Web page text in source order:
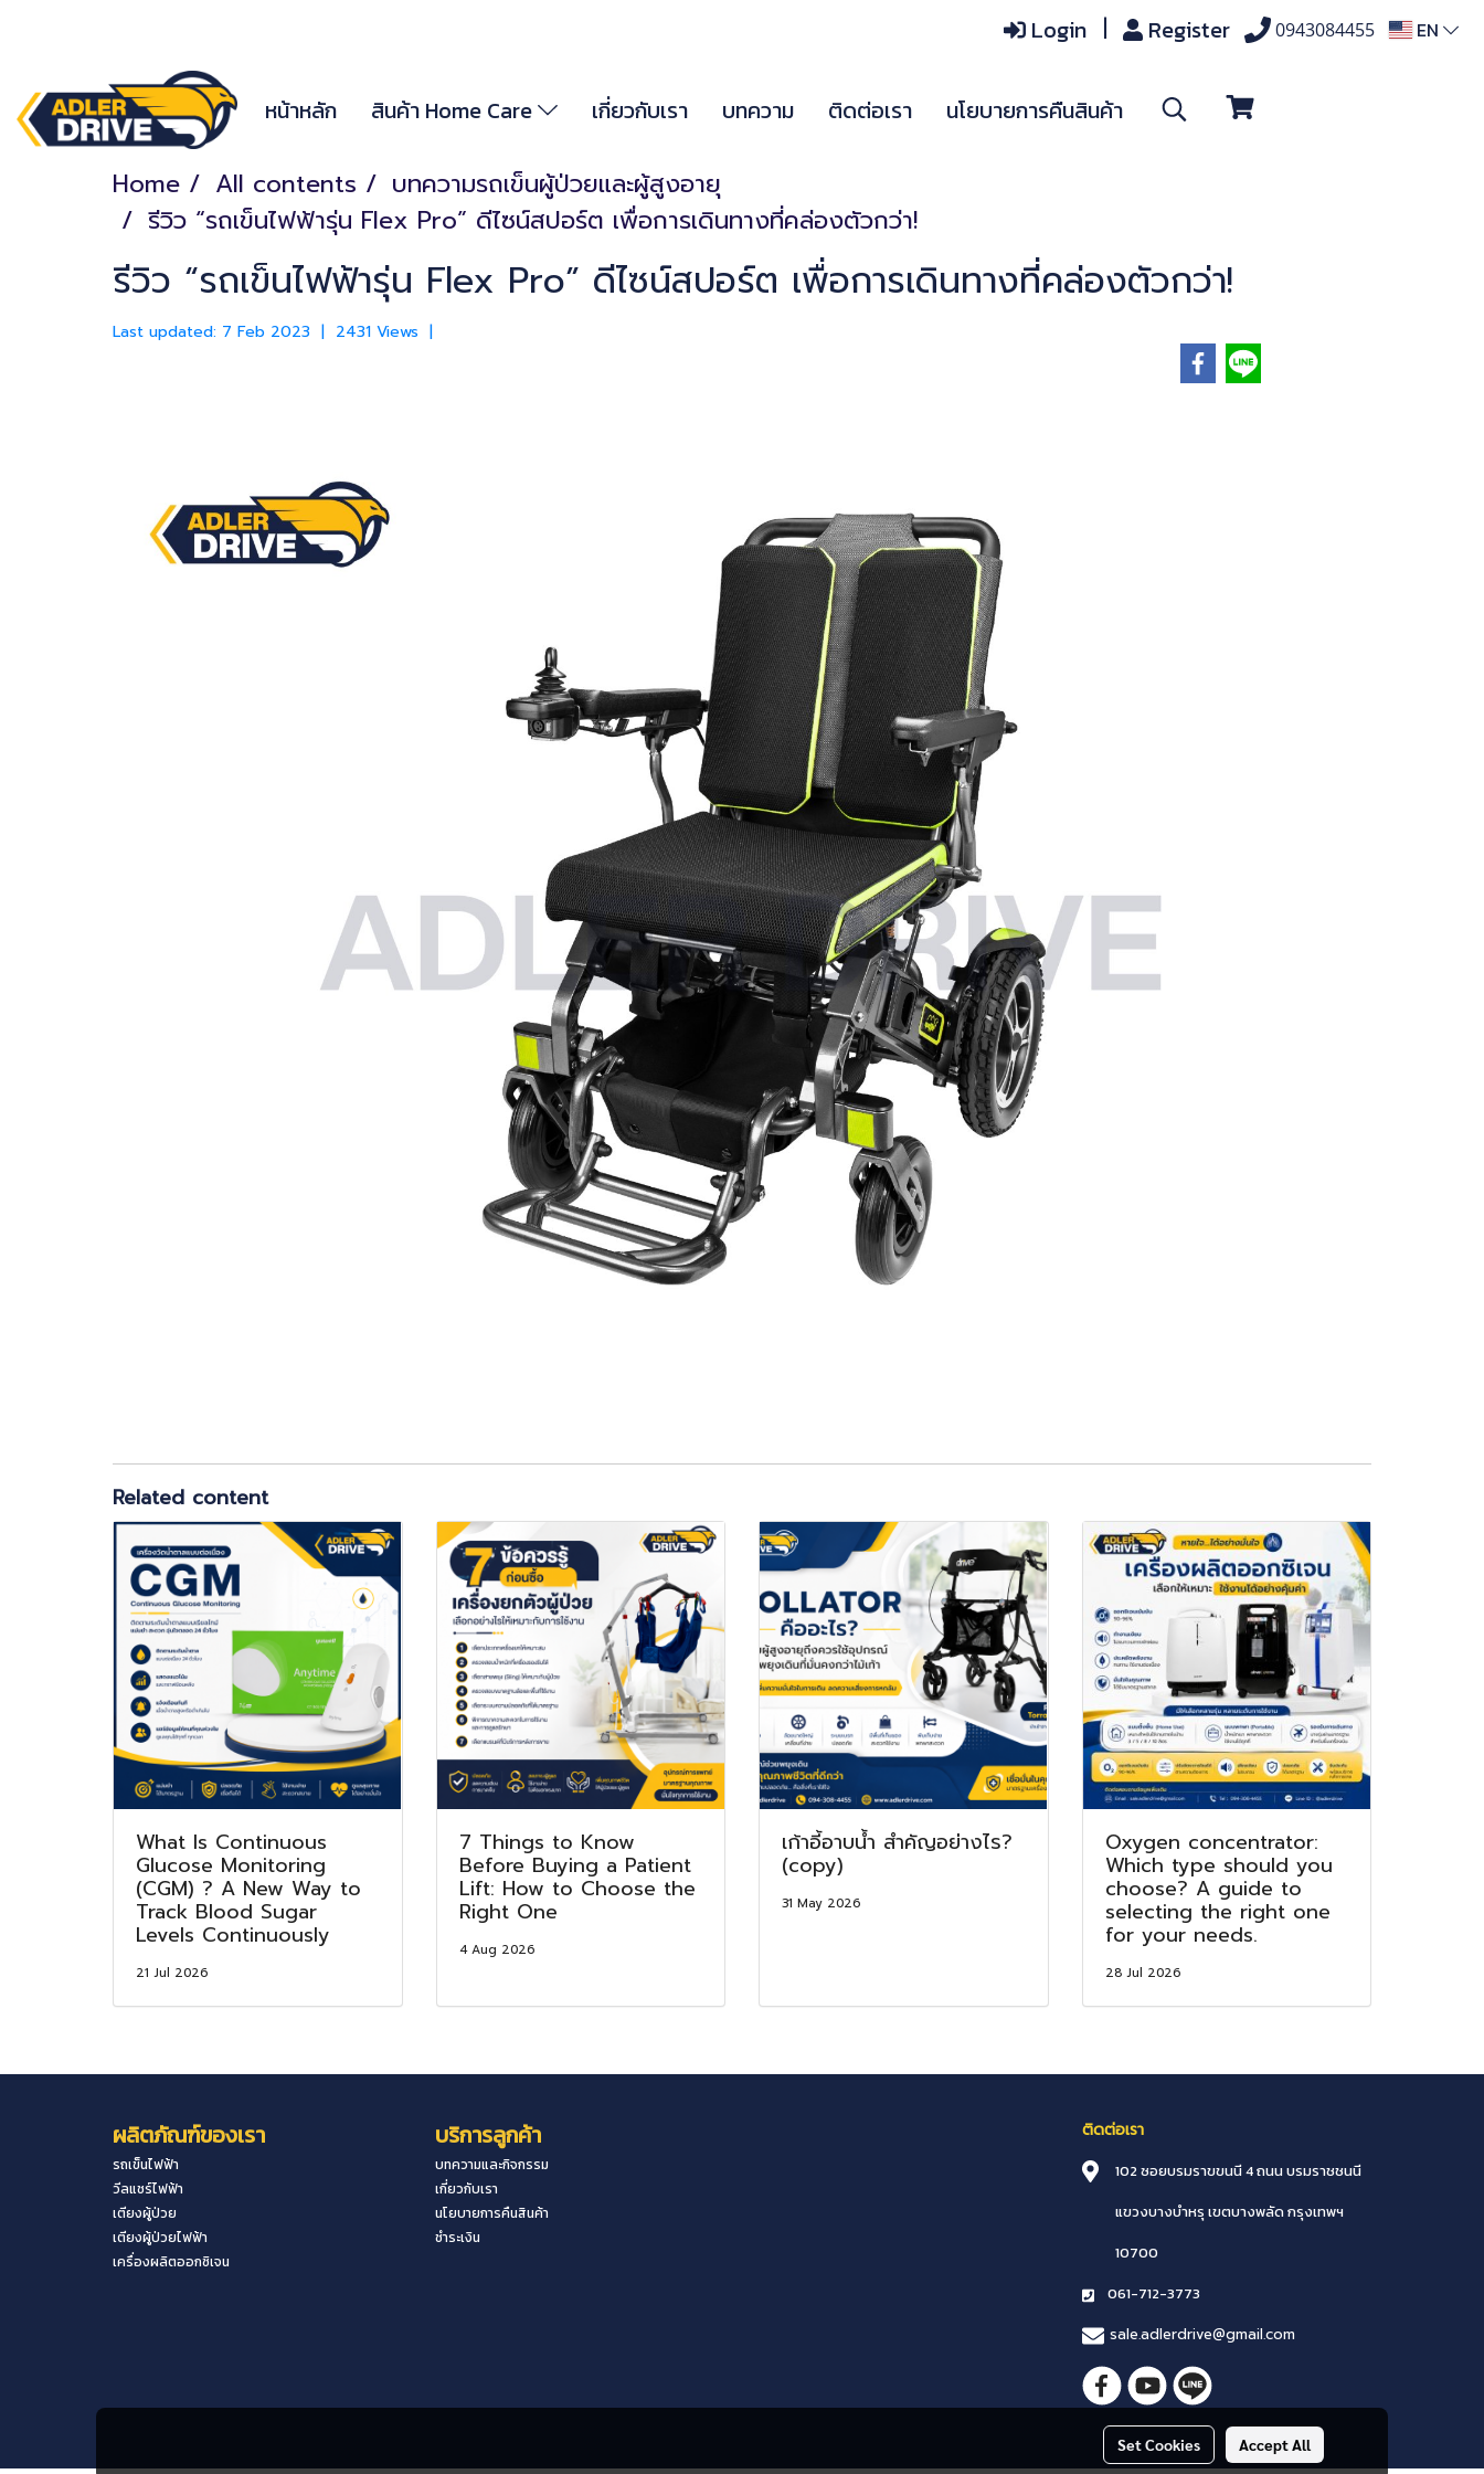
Login Register 0943084455 EN
หน้าหลัก สินค้า Home Care เกี่ยวกับเรา บทความ ติดต่อเรา นโยบายการคืนสินค้า
Home All contents
บทความรถเข็นผู้ป่วยและผู้สูงอายุ
รีวิว “รถเข็นไฟฟ้ารุ่น Flex Pro” ดีไซน์สปอร์ต เพื่อการเดินทางที่คล่องตัวกว่า!
รีวิว “รถเข็นไฟฟ้ารุ่น Flex Pro” ดีไซน์สปอร์ต เพื่อการเดินทางที่คล่องตัวกว่า!
Last updated: 7 Feb 2023 | 2431 Views |
Related content
What Is Continuous
Glucose Monitoring
(CGM) ? A New Way to
Track Blood Sugar
Levels Continuously
21 Jul 2026
7 Things to Know
Before Buying a Patient
Lift: How to Choose the
Right One
4 Aug 2026
เก้าอี้อาบน้ำ สำคัญอย่างไร?
(copy)
31 May 2026
Oxygen concentrator:
Which type should you
choose? A guide to
selecting the right one
for your needs.
28 Jul 2026
ผลิตภัณฑ์ของเรา
รถเข็นไฟฟ้า
วีลแชร์ไฟฟ้า
เตียงผู้ป่วย
เตียงผู้ป่วยไฟฟ้า
เครื่องผลิตออกซิเจน
บริการลูกค้า
บทความและกิจกรรม
เกี่ยวกับเรา
นโยบายการคืนสินค้า
ชำระเงิน
ติดต่อเรา
102 ซอยบรมราขขนนี 4 ถนน บรมราชชนนี
แขวงบางบำหรุ เขตบางพลัดกรุงเทพฯ
10700
061-712-3773
sale.adlerdrive@gmail.com
Set Cookies Accept All